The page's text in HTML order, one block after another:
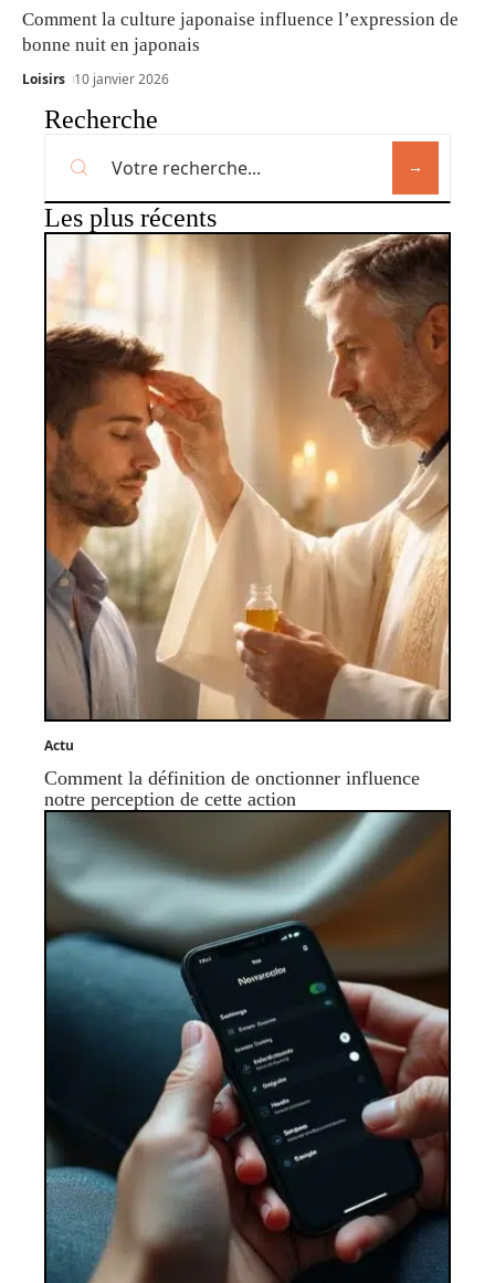
Comment la culture japonaise influence l’expression de
bonne nuit en japonais
Loisirs 10 janvier 2026
Recherche
Les plus récents
Actu
Comment la définition de onctionner influence
notre perception de cette action